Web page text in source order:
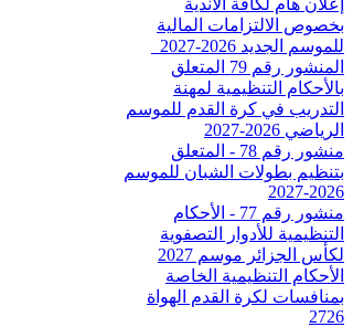
بخصوص الالتزامات المالية
للموسم الجديد 2026-2027_
المنشور رقم 79 المتعلق
بالأحكام التنظيمية لمهنة
التدريب في كرة القدم للموسم
الرياضي 2026-2027
منشور رقم 78 - المتعلق
بتنظيم بطولات الشبان للموسم
2026-2027
منشور رقم 77 - الأحكام
التنظيمية للأدوار التصفوية
لكأس الجزائر موسم 2027
الأحكام التنظيمية الخاصة
بمنافسات لكرة القدم الهواة
2726